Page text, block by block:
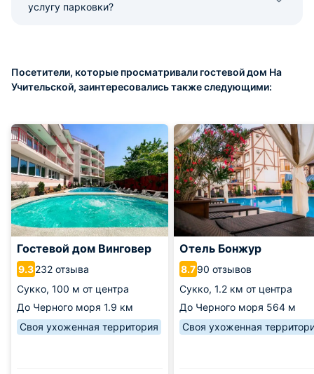
услугу парковки?
Посетители, которые просматривали гостевой дом На
Учительской, заинтересовались также следующими:
Гостевой дом Винговер
9.3232 отзыва
Сукко, 100 м от центра
До Черного моря 1.9 км
Своя ухоженная территория
Отель Бонжур
8.790 отзывов
Сукко, 1.2 км от центра
До Черного моря 564 м
Своя ухоженная